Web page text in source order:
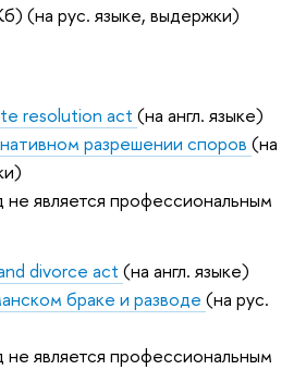
(на рус. языке, выдержки)
resolution act (на англ. языке)
разрешении споров (на
является профессиональным
divorce act (на англ. языке)
браке и разводе (на рус.
является профессиональным